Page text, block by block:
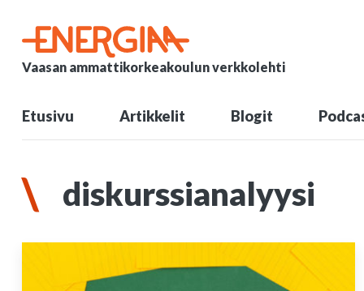
Vaasan ammattikorkeakoulun verkkolehti
Etusivu Artikkelit Blogit
diskurssianalyysi